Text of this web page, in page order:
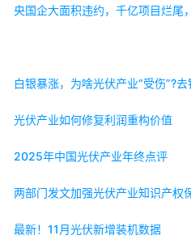
央国企大面积违约，千亿项目烂尾
白银暴涨，为啥光伏产业“受伤”?
光伏产业如何修复利润重构价值
2025年中国光伏产业年终点评
两部门发文加强光伏产业知识产权
最新！11月光伏新增装机数据